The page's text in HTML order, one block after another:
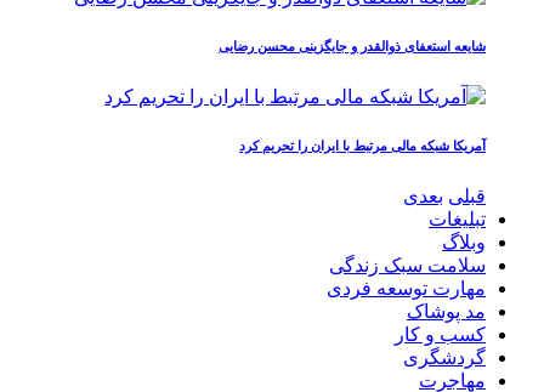
شایعه استعفای ذوالقدر و جایگزینی محسن رضایی
آمریکا شبکه مالی مرتبط با ایران را تحریم کرد
قبلی بعدی
تبلیغات
وبلاگ
سلامت سبک زندگی
مهارت توسعه فردی
مد پوشاک
کسب و کار
گردشگری
مهاجرت